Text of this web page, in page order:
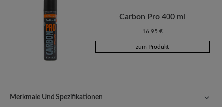
Carbon Pro 400 ml
16,95 €
zum Produkt
Merkmale Und Spezifikationen